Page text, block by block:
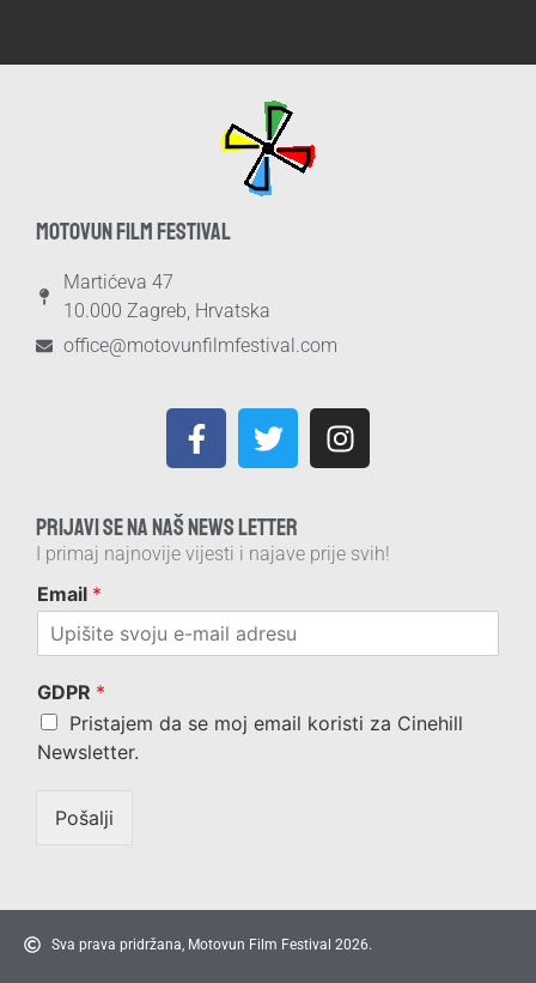
MOTOVUN FILM FESTIVAL
Martićeva 47
10.000 Zagreb, Hrvatska
office@motovunfilmfestival.com
PRIJAVI SE NA NAŠ NEWS LETTER
I primaj najnovije vijesti i najave prije svih!
Email *
GDPR *
Pristajem da se moj email koristi za Cinehill
Newsletter.
Pošalji
Sva prava pridržana, Motovun Film Festival 2026.